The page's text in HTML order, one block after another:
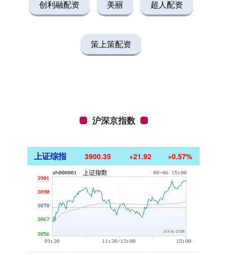
创利融配资 美丽 超人配资
策上策配资
沪深京指数
上证综指 3900.35 +21.92 +0.57%